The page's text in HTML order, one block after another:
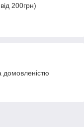
200грн)
домовленістю